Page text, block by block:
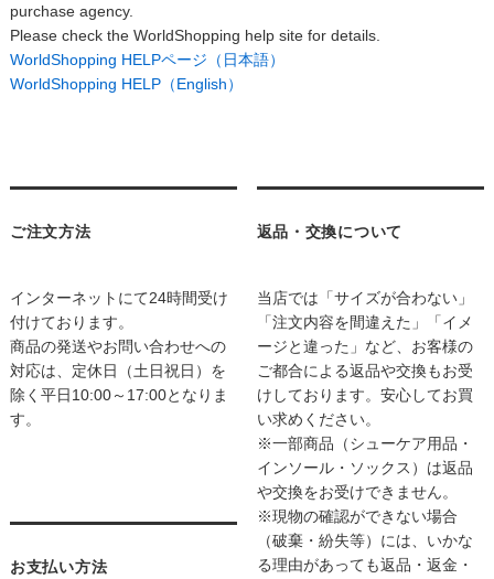
purchase agency.
Please check the WorldShopping help site for details.
WorldShopping HELPページ（日本語）
WorldShopping HELP（English）
ご注文方法
インターネットにて24時間受け
付けております。
商品の発送やお問い合わせへの
対応は、定休日（土日祝日）を
除く平日10:00～17:00となりま
す。
お支払い方法
返品・交換について
当店では「サイズが合わない」
「注文内容を間違えた」「イメ
ージと違った」など、お客様の
ご都合による返品や交換もお受
けしております。安心してお買
い求めください。
※一部商品（シューケア用品・
インソール・ソックス）は返品
や交換をお受けできません。
※現物の確認ができない場合
（破棄・紛失等）には、いかな
る理由があっても返品・返金・